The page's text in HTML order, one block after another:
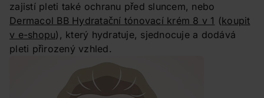
zajistí pleti také ochranu před sluncem, nebo
Dermacol BB Hydratační tónovací krém 8 v 1 (koupit
v e-shopu), který hydratuje, sjednocuje a dodává
pleti přirozený vzhled.